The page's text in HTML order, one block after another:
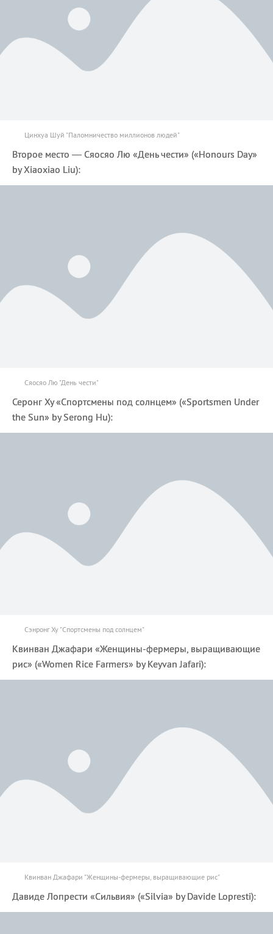
Цинхуа Шуй "Паломничество миллионов людей"
Второе место — Сяосяо Лю «День чести» («Honours Day»
by Xiaoxiao Liu):
Сяосяо Лю "День чести"
Серонг Ху «Спортсмены под солнцем» («Sportsmen Under
the Sun» by Serong Hu):
Сэнронг Ху "Спортсмены под солнцем"
Квинван Джафари «Женщины-фермеры, выращивающие
рис» («Women Rice Farmers» by Keyvan Jafari):
Квинван Джафари "Женщины-фермеры, выращивающие рис"
Давиде Лопрести «Сильвия» («Silvia» by Davide Lopresti):